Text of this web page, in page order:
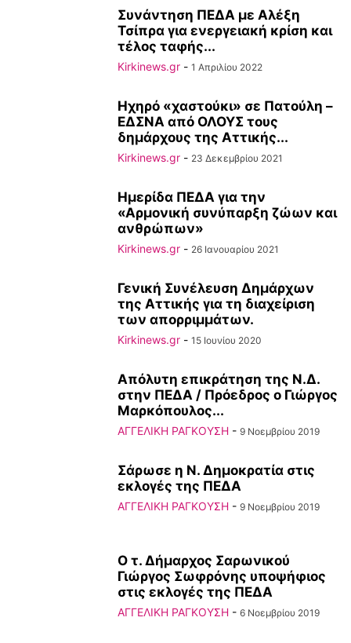
Συνάντηση ΠΕΔΑ με Αλέξη
Τσίπρα για ενεργειακή κρίση και
τέλος ταφής...
Kirkinews.gr - 1 Απριλίου 2022
Ηχηρό «χαστούκι» σε Πατούλη –
ΕΔΣΝΑ από ΟΛΟΥΣ τους
δημάρχους της Αττικής...
Kirkinews.gr - 23 Δεκεμβρίου 2021
Ημερίδα ΠΕΔΑ για την
«Αρμονική συνύπαρξη ζώων και
ανθρώπων»
Kirkinews.gr - 26 Ιανουαρίου 2021
Γενική Συνέλευση Δημάρχων
της Αττικής για τη διαχείριση
των απορριμμάτων.
Kirkinews.gr - 15 Ιουνίου 2020
Απόλυτη επικράτηση της Ν.Δ.
στην ΠΕΔΑ / Πρόεδρος ο Γιώργος
Μαρκόπουλος...
ΑΓΓΕΛΙΚΗ ΡΑΓΚΟΥΣΗ - 9 Νοεμβρίου 2019
Σάρωσε η Ν. Δημοκρατία στις
εκλογές της ΠΕΔΑ
ΑΓΓΕΛΙΚΗ ΡΑΓΚΟΥΣΗ - 9 Νοεμβρίου 2019
O τ. Δήμαρχος Σαρωνικού
Γιώργος Σωφρόνης υποψήφιος
στις εκλογές της ΠΕΔΑ
ΑΓΓΕΛΙΚΗ ΡΑΓΚΟΥΣΗ - 6 Νοεμβρίου 2019